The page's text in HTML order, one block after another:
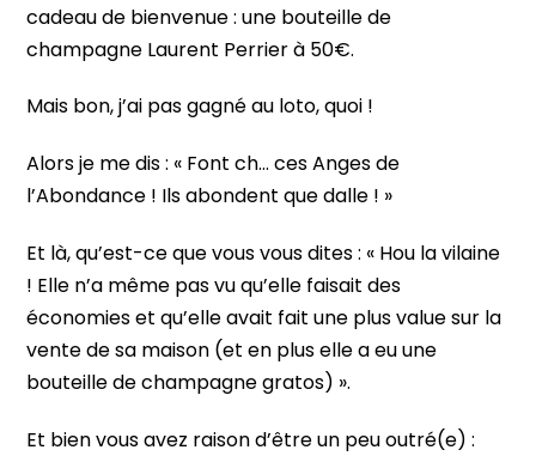
cadeau de bienvenue : une bouteille de
champagne Laurent Perrier à 50€.
Mais bon, j’ai pas gagné au loto, quoi !
Alors je me dis : « Font ch… ces Anges de
l’Abondance ! Ils abondent que dalle ! »
Et là, qu’est-ce que vous vous dites : « Hou la vilaine
! Elle n’a même pas vu qu’elle faisait des
économies et qu’elle avait fait une plus value sur la
vente de sa maison (et en plus elle a eu une
bouteille de champagne gratos) ».
Et bien vous avez raison d’être un peu outré(e) :